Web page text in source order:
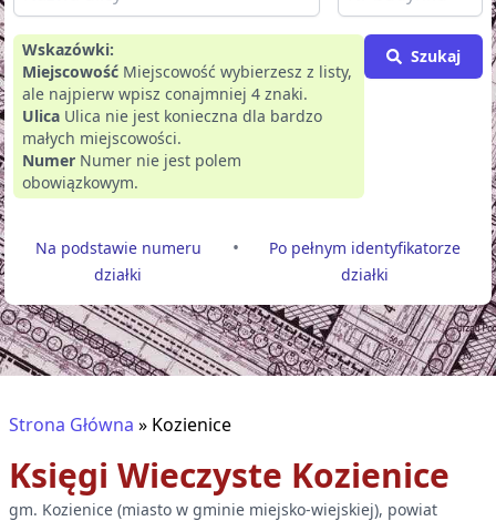
Wskazówki:
Miejscowość Miejscowość wybierzesz z listy,
ale najpierw wpisz conajmniej 4 znaki.
Ulica Ulica nie jest konieczna dla bardzo
małych miejscowości.
Numer Numer nie jest polem
obowiązkowym.
Szukaj
Na podstawie numeru
działki
•
Po pełnym identyfikatorze
działki
Strona Główna » Kozienice
Księgi Wieczyste Kozienice
gm. Kozienice (miasto w gminie miejsko-wiejskiej), powiat